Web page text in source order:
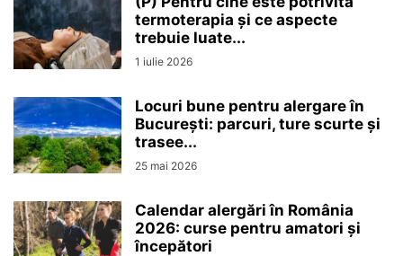
termoterapia și ce aspecte
trebuie luate...
1 iulie 2026
Locuri bune pentru alergare în
București: parcuri, ture scurte și
trasee...
25 mai 2026
Calendar alergări în România
2026: curse pentru amatori și
începători